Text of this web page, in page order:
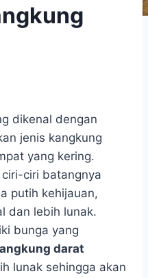
dikenal dengan
jenis kangkung
yang kering.
ciri batangnya
putih kehijauan,
dan lebih lunak.
bunga yang
darat
lunak sehingga akan